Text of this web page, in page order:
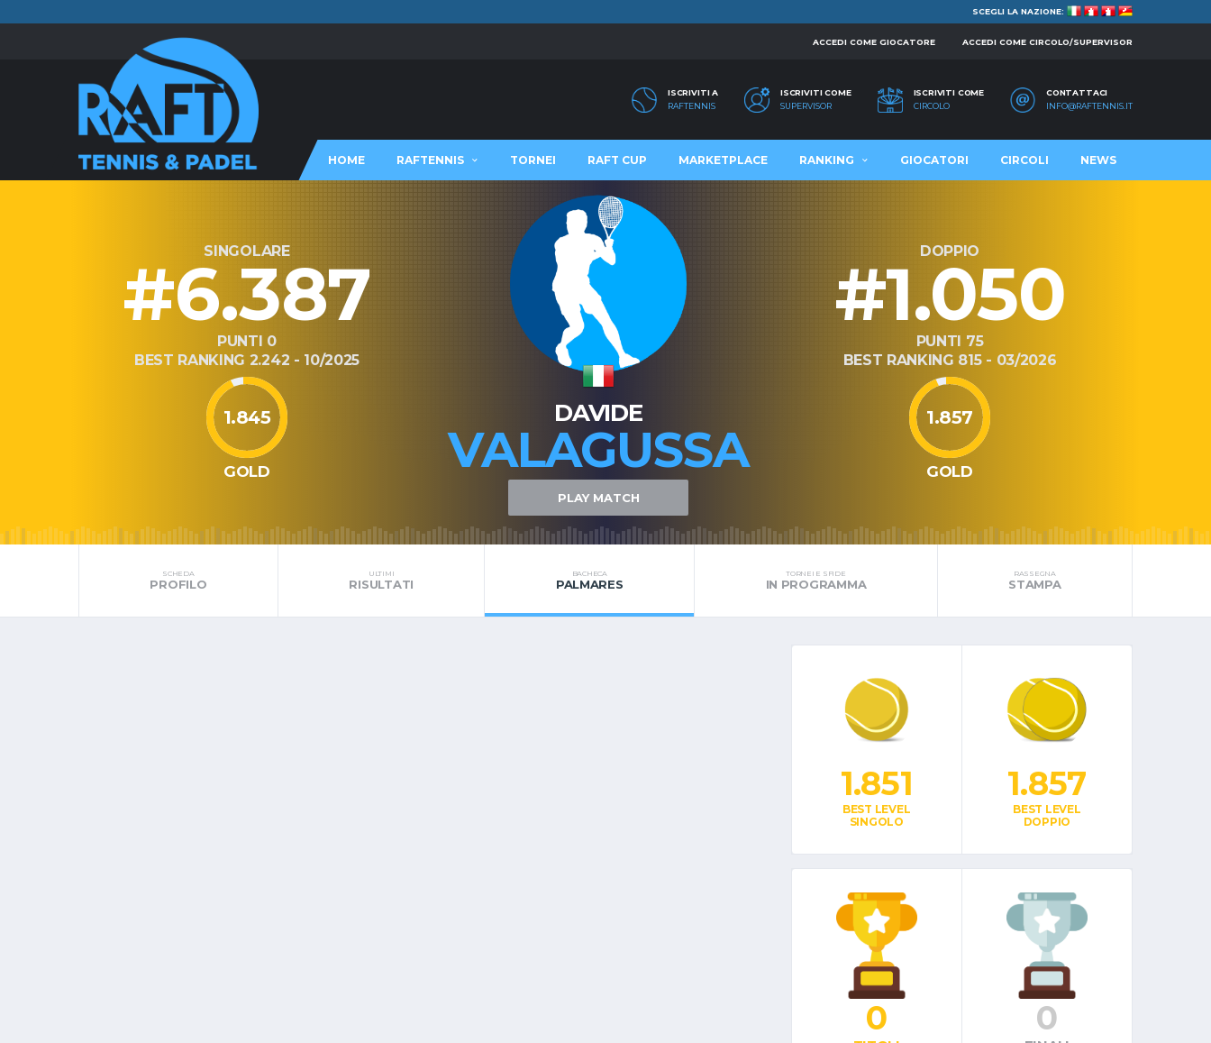
SCEGLI LA NAZIONE:
ACCEDI COME GIOCATORE ACCEDI COME CIRCOLO/SUPERVISOR
ISCRIVITI A
RAFTENNIS
ISCRIVITI COME
SUPERVISOR
ISCRIVITI COME
CIRCOLO
CONTATTACI
INFO@RAFTENNIS.IT
HOME RAFTENNIS TORNEI RAFT CUP MARKETPLACE RANKING GIOCATORI CIRCOLI NEWS
SINGOLARE
#6.387
PUNTI 0
BEST RANKING 2.242 - 10/2025
1.845
GOLD
DAVIDE
VALAGUSSA
PLAY MATCH
DOPPIO
#1.050
PUNTI 75
BEST RANKING 815 - 03/2026
1.857
GOLD
SCHEDA
PROFILO
ULTIMI
RISULTATI
BACHECA
PALMARES
TORNEI E SFIDE
IN PROGRAMMA
RASSEGNA
STAMPA
1.851
BEST LEVEL
SINGOLO
1.857
BEST LEVEL
DOPPIO
0 0